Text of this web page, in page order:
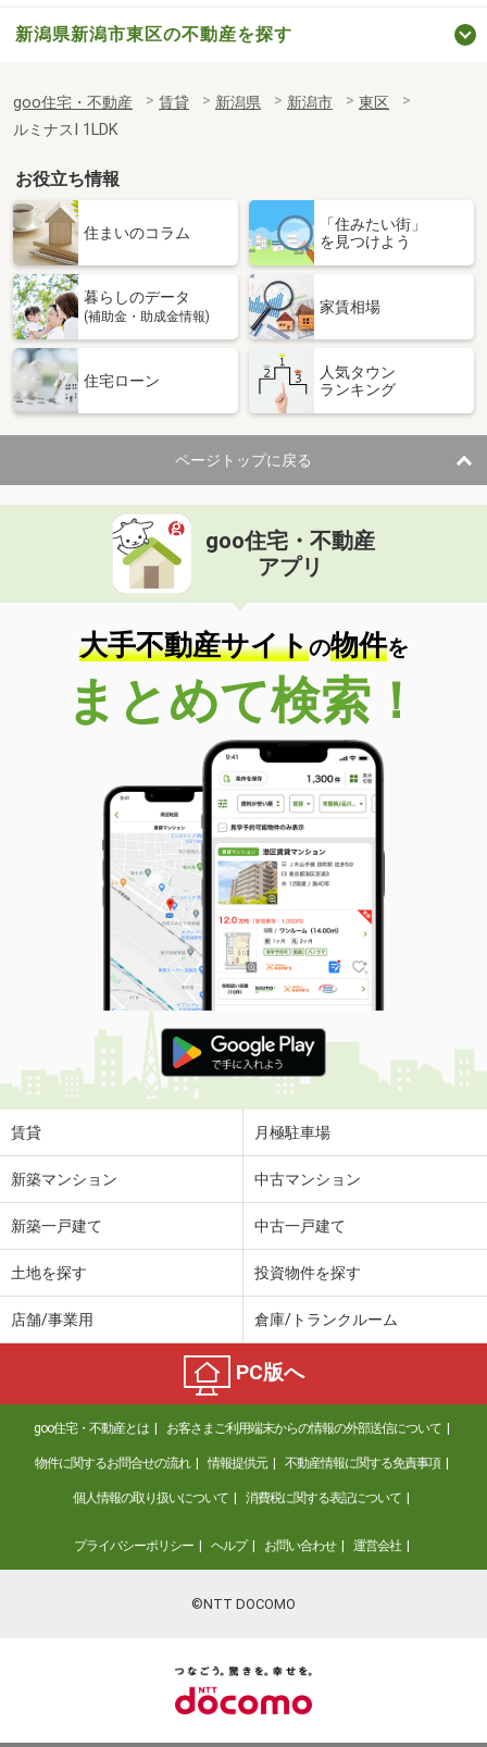
新潟県新潟市東区の不動産を探す
goo住宅・不動産 賃貸 新潟県 新潟市
東区
ルミナスⅠ 1LDK
お役立ち情報
住まいのコラム
「住みたい街」
を見つけよう
暮らしのデータ
(補助金・助成金情報)
家賃相場
住宅ローン
人気タウン
ランキング
ページトップに戻る
goo住宅・不動産
アプリ
大手不動産サイトの物件を
まとめて検索！
賃貸 月極駐車場
新築マンション 中古マンション
新築一戸建て 中古一戸建て
土地を探す 投資物件を探す
店舗/事業用 倉庫/トランクルーム
PC版へ
goo住宅・不動産とは お客さまご利用端末からの情報の外部送信について
物件に関するお問合せの流れ 情報提供元 不動産情報に関する免責事項
個人情報の取り扱いについて 消費税に関する表記について
プライバシーポリシー ヘルプ お問い合わせ 運営会社
©NTT DOCOMO